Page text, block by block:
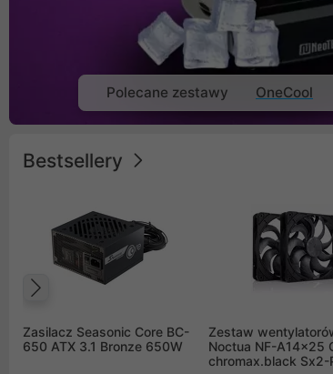
Polecane zestawy OneCool
Bestsellery
Zasilacz Seasonic Core BC-
650 ATX 3.1 Bronze 650W
Zestaw
Noctua NF-A14x25
chromax.black Sx2-